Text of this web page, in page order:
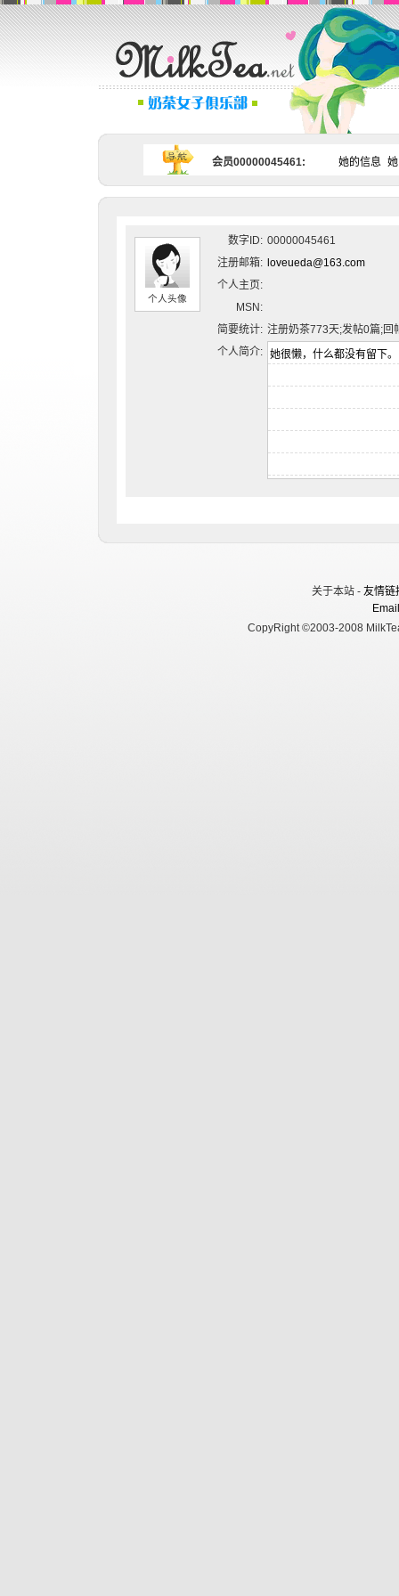
会员00000045461: 她的信息
个人头像
数字ID: 00000045461
注册邮箱: loveueda@163.com
个人主页:
MSN:
简要统计: 注册奶茶773天;发帖0篇;回
个人简介:
关于本站 - 友情链
CopyRight ©2003-2008